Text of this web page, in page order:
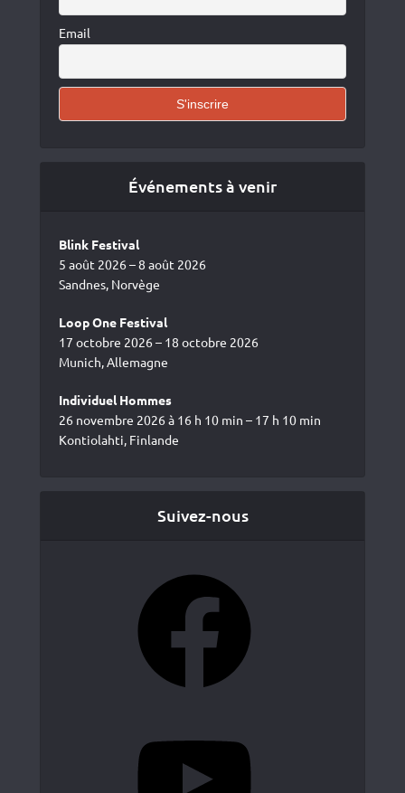
Email
Événements à venir
Blink Festival
5 août 2026 – 8 août 2026
Sandnes, Norvège
Loop One Festival
17 octobre 2026 – 18 octobre 2026
Munich, Allemagne
Individuel Hommes
26 novembre 2026 à 16 h 10 min – 17 h 10 min
Kontiolahti, Finlande
Suivez-nous